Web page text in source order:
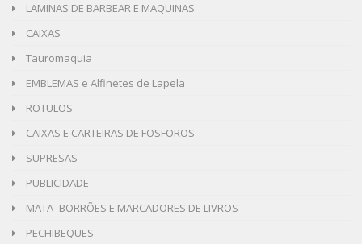
LAMINAS DE BARBEAR E MAQUINAS
CAIXAS
Tauromaquia
EMBLEMAS e Alfinetes de Lapela
ROTULOS
CAIXAS E CARTEIRAS DE FOSFOROS
SUPRESAS
PUBLICIDADE
MATA -BORRÕES E MARCADORES DE LIVROS
PECHIBEQUES